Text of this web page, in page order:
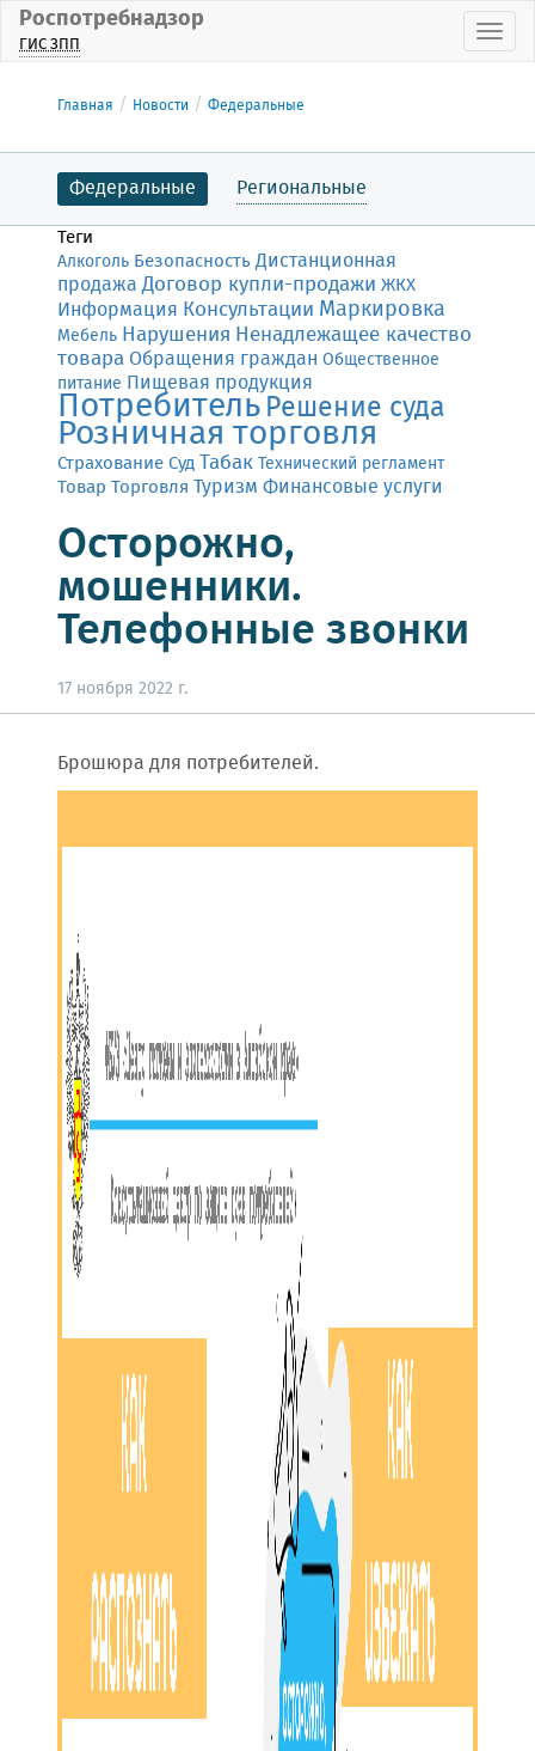
Роспотребнадзор
ГИС ЗПП
Главная Новости Федеральные
Федеральные Региональные
Теги
Алкоголь БезопасностьДистанционная
продажа Договор купли-продажи ЖКХ
Информация Консультации Маркировка
Мебель Нарушения Ненадлежащее качество
товара Обращения граждан Общественное
питание Пищевая продукция
ПотребительРешение суда
Розничная торговля
СтрахованиеСудТабакТехнический регламент
Товар Торговля Туризм Финансовые услуги
Осторожно,
мошенники.
Телефонные звонки
17 ноября 2022 г.
Брошюра для потребителей.